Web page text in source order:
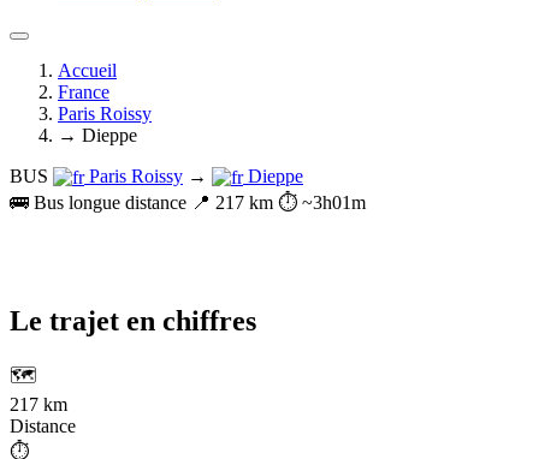
Accueil
France
Paris Roissy
→ Dieppe
BUS
Paris Roissy →
Dieppe
🚌 Bus longue distance 📍 217 km ⏱️ ~3h01m
Le trajet en chiffres
🗺️
217 km
Distance
⏱️